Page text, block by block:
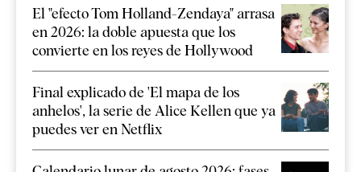
El "efecto Tom Holland-Zendaya" arrasa
en 2026: la doble apuesta que los
convierte en los reyes de Hollywood
Final explicado de 'El mapa de los
anhelos', la serie de Alice Kellen que ya
puedes ver en Netflix